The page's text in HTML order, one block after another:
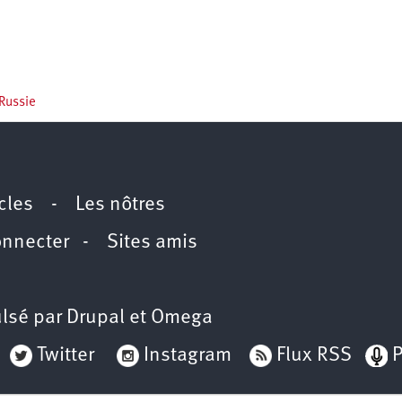
- Les nôtres
- Sites amis
par Drupal et Omega
Twitter Instagram Flux RSS